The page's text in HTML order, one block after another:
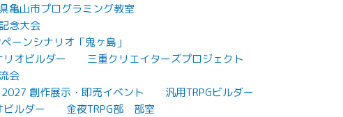
亀山市プログラミング教室
念大会
ーンシナリオ「鬼ヶ島」
リオビルダー
三重クリエイターズプロジェクト
会
創作展示・即売イベント
汎用TRPGビルダー
ビルダー
金夜TRPG部 部室